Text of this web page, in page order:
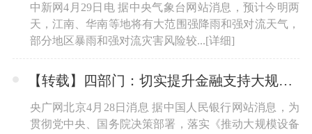
中新网4月29日电 据中央气象台网站消息，预计今明两
天，江南、华南等地将有大范围强降雨和强对流天气，
部分地区暴雨和强对流灾害风险较...[详细]
【转载】四部门：切实提升金融支持大规模设备更新和消费品以旧换新的能力和质效
央广网北京4月28日消息 据中国人民银行网站消息，为
贯彻党中央、国务院决策部署，落实《推动大规模设备